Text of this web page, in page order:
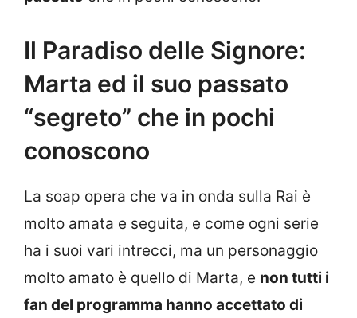
Il Paradiso delle Signore:
Marta ed il suo passato
“segreto” che in pochi
conoscono
La soap opera che va in onda sulla Rai è
molto amata e seguita, e come ogni serie
ha i suoi vari intrecci, ma un personaggio
molto amato è quello di Marta, e non tutti i
fan del programma hanno accettato di